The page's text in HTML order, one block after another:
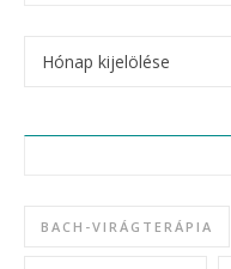
BACH-VIRÁGTERÁPIA